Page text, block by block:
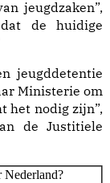
jeugdzaken”,
de huidige
jeugddetentie
Ministerie om
het nodig zijn”,
de Justitiele
Nederland?